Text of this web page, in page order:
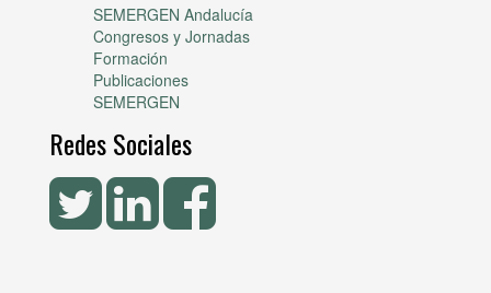
SEMERGEN Andalucía
Congresos y Jornadas
Formación
Publicaciones
SEMERGEN
Redes Sociales